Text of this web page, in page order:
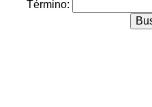
Término: